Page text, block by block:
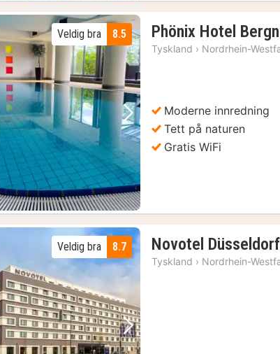
bilde Neste bilde
8.5
Veldig bra Phönix Hotel
Tyskland › Nordrhein-
Moderne innredning
Tett på naturen
Gratis WiFi
bilde Neste bilde
8.7
Veldig bra Novotel
Tyskland › Nordrhein-